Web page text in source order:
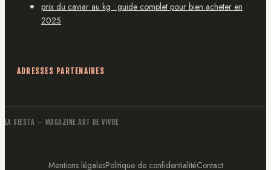
prix du caviar au kg : guide complet pour bien acheter en
2025
ADRESSES PARTENAIRES
LA SIESTA — MAGAZINE ART DE VIVRE
Mentions légalesPolitique de confidentialitéContact